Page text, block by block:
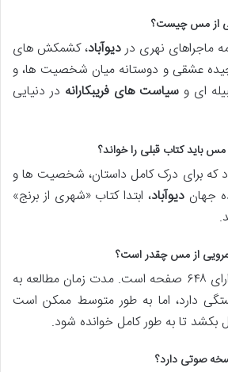
از مس چیست؟
ماجراهای نهری دردیوآباد، کشمکش های
عشقی و دوستانه میان شخصیت ها، و
ای وسیاست های فریبکارانه در دنیایی
مس باید کتاب قبلی را خواند؟
که برای درک کامل داستان، شخصیت ها و
جهان دیوآباد، ابتدا کتاب «شهری از برنج»
از مس چقدر است؟
دارای ۶۴۸ صفحه است. مدت زمان مطالعه به
دارد، اما به طور متوسط ممکن است
صوتی دارد؟